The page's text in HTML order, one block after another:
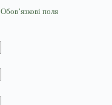
Обов’язкові поля